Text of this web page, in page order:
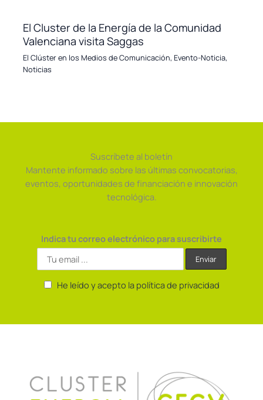
El Cluster de la Energía de la Comunidad
Valenciana visita Saggas
El Clúster en los Medios de Comunicación,Evento-Noticia,
Noticias
Suscríbete al boletín
Mantente informado sobre las últimas convocatorias,
eventos, oportunidades de financiación e innovación
tecnológica.
Indica tu correo electrónico para suscribirte
He leído y acepto la política de privacidad